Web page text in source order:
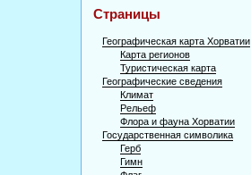
Страницы
Географическая карта Хорватии
Карта регионов
Туристическая карта
Географические сведения
Климат
Рельеф
Флора и фауна Хорватии
Государственная символика
Герб
Гимн